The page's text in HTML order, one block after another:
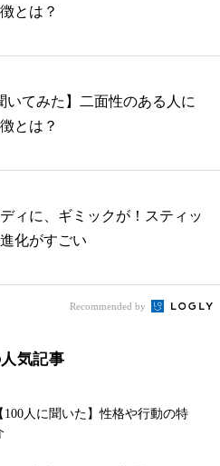
とは？
いてみた】二面性のある人に
とは？
ィに、ギミックが！スティッ
化がすごい
Recommended by
気記事
100人に聞いた】性格や行動の特